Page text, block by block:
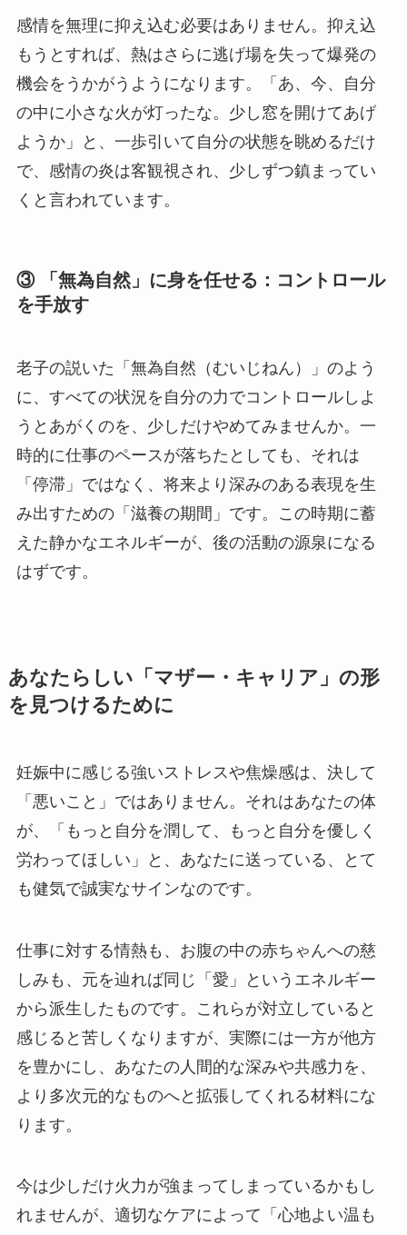
感情を無理に抑え込む必要はありません。抑え込
もうとすれば、熱はさらに逃げ場を失って爆発の
機会をうかがうようになります。「あ、今、自分
の中に小さな火が灯ったな。少し窓を開けてあげ
ようか」と、一歩引いて自分の状態を眺めるだけ
で、感情の炎は客観視され、少しずつ鎮まってい
くと言われています。
③ 「無為自然」に身を任せる：コントロール
を手放す
老子の説いた「無為自然（むいじねん）」のよう
に、すべての状況を自分の力でコントロールしよ
うとあがくのを、少しだけやめてみませんか。一
時的に仕事のペースが落ちたとしても、それは
「停滞」ではなく、将来より深みのある表現を生
み出すための「滋養の期間」です。この時期に蓄
えた静かなエネルギーが、後の活動の源泉になる
はずです。
あなたらしい「マザー・キャリア」の形
を見つけるために
妊娠中に感じる強いストレスや焦燥感は、決して
「悪いこと」ではありません。それはあなたの体
が、「もっと自分を潤して、もっと自分を優しく
労わってほしい」と、あなたに送っている、とて
も健気で誠実なサインなのです。
仕事に対する情熱も、お腹の中の赤ちゃんへの慈
しみも、元を辿れば同じ「愛」というエネルギー
から派生したものです。これらが対立していると
感じると苦しくなりますが、実際には一方が他方
を豊かにし、あなたの人間的な深みや共感力を、
より多次元的なものへと拡張してくれる材料にな
ります。
今は少しだけ火力が強まってしまっているかもし
れませんが、適切なケアによって「心地よい温も